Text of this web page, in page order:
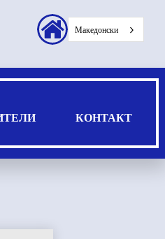
КОНТАКТ
Заглавие
секундарниМакедонски